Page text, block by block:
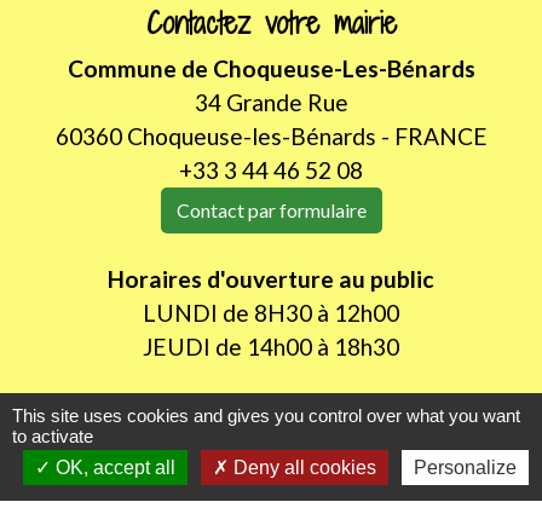
Contactez votre mairie
Commune de Choqueuse-Les-Bénards
34 Grande Rue
60360 Choqueuse-les-Bénards - FRANCE
+33 3 44 46 52 08
Contact par formulaire
Horaires d'ouverture au public
LUNDI de 8H30 à 12h00
JEUDI de 14h00 à 18h30
Liens utiles
Oise mobilité
This site uses cookies and gives you control over what you want
to activate
OK, accept all
Deny all cookies Personalize